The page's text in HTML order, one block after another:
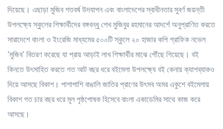
দিয়েছে। এছাড়া মুজিব শতবর্ষ উদযাপন এবং বাংলাদেশের স্বাধীনতার সুবর্ণ জয়ন্তী
উপলক্ষ্যে স্কুলের শিক্ষার্থীদের বঙ্গবন্ধু শেখ মুজিবুর রহমানের আদর্শে অনুপ্রাণিত করতে
সারাদেশে বাংলা ও ইংরেজি মাধ্যমের ৫০০টি স্কুলে ২০ হাজার কপি গ্রাফিক নভেল
‘মুজিব’ বিতরণ করেছে যা প্রায় আড়াই লাখ শিক্ষার্থীর মাঝে পৌঁছে গিয়েছে। বই
কিনতে উৎসাহিত করতে গত আট বছর ধরে বইমেলা উপলক্ষ্যে বই কেনায় ক্যাশব্যাকও
দিয়ে আসছে বিকাশ। পাশাপাশি বাঙালি জাতির প্রাণের উৎসব অমর একুশে বইমেলায়
বিকাশ গত চার বছর ধরে মূল পৃষ্ঠপোষক হিসেবে বাংলা একাডেমির সাথে কাজ করে
আসছে।